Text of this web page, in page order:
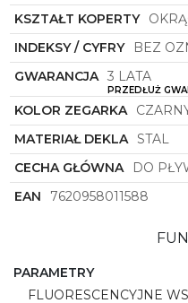
fashion, jak i klasyczną
konstrukcja, precyzyjny
sprawią, że stanie się on
Twojego codziennego
wyjątkowy gust i
KSZTAŁT KOPERTY
INDEKSY / CYFRY
BEZ
GWARANCJA 3 LATA
PRZEDŁUŻ
KOLOR ZEGARKA
MATERIAŁ DEKLA STAL
CECHA GŁÓWNA
DO
EAN
7620958011588
PARAMETRY
FLUORESCENCYJNE